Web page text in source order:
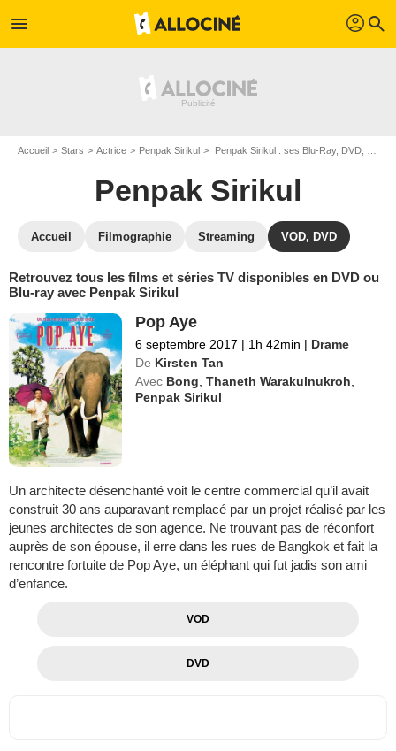
menu profil search
Accueil Stars Actrice Penpak Sirikul Penpak Sirikul : ses Blu-Ray, DVD, VOD, SVOD
Penpak Sirikul
Accueil Filmographie Streaming VOD, DVD
Retrouvez tous les films et séries TV disponibles en DVD ou
Blu-ray avec Penpak Sirikul
Pop Aye
6 septembre 2017 | 1h 42min | Drame
De Kirsten Tan
Avec Bong ,Thaneth Warakulnukroh
Penpak Sirikul
Un architecte désenchanté voit le centre commercial qu’il avait
construit 30 ans auparavant remplacé par un projet réalisé par les
jeunes architectes de son agence. Ne trouvant pas de réconfort
auprès de son épouse, il erre dans les rues de Bangkok et fait la
rencontre fortuite de Pop Aye, un éléphant qui fut jadis son ami
d’enfance.
VOD
DVD